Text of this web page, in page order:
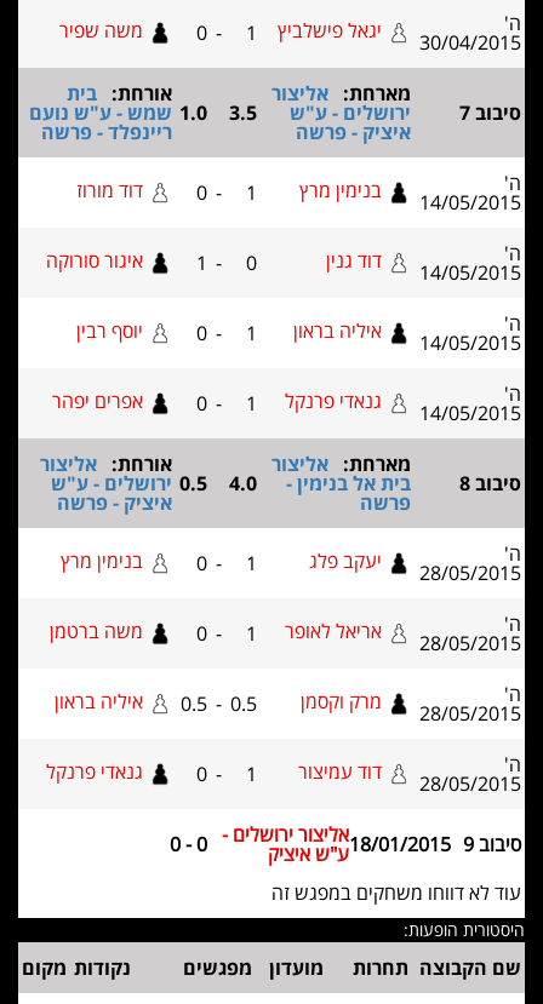
30/04/ יגאל פישלביץ 1 משה שפיר
7
מארחת:אליצור
ירושלים - ע"ש
איציק - פרשה
3.5
1.0
אורחת:בית
שמש - ע"ש נועם
ריינפלד - פרשה
14/05/ בנימין מרץ דוד מורוז
14/05/ דוד גנין - איגור סורוקה
14/05/ איליה בראון יוסף רבין
14/05/ גנאדי פרנקל אפרים יפהר
8
מארחת:אליצור
בית אל בנימין -
פרשה
4.0
0.5
אורחת:אליצור
ירושלים - ע"ש
איציק - פרשה
28/05/ יעקב פלג בנימין מרץ
28/05/ אריאל לאופר משה ברטמן
28/05/ מרק וקסמן 0.5
-
0.5 איליה בראון
28/05/ דוד עמיצור גנאדי פרנקל
9
18/01/2015אליצור ירושלים -
ע"ש איציק
0 - 0
לא דווחו משחקים במפגש זה
הופעות:
הקבוצה תחרות מועדון מפגשים נקודות מקום